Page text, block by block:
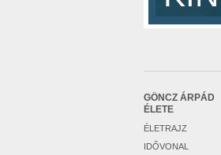
GÖNCZ ÁRPÁD
ÉLETE
ÉLETRAJZ
IDŐVONAL